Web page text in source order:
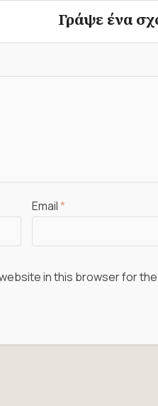
Γράψε ένα
Email*
in this browser for